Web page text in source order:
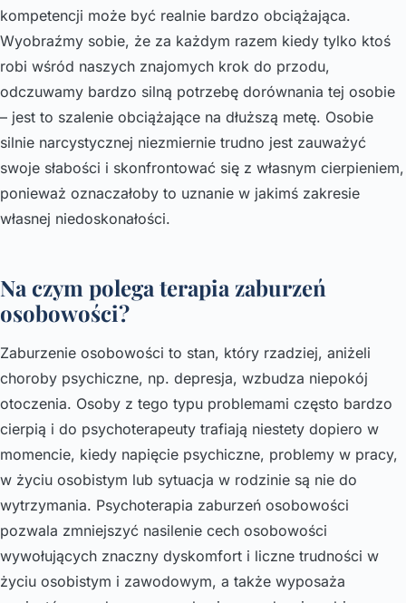
kompetencji może być realnie bardzo obciążająca.
Wyobraźmy sobie, że za każdym razem kiedy tylko ktoś
robi wśród naszych znajomych krok do przodu,
odczuwamy bardzo silną potrzebę dorównania tej osobie
– jest to szalenie obciążające na dłuższą metę. Osobie
silnie narcystycznej niezmiernie trudno jest zauważyć
swoje słabości i skonfrontować się z własnym cierpieniem,
ponieważ oznaczałoby to uznanie w jakimś zakresie
własnej niedoskonałości.
Na czym polega terapia zaburzeń
osobowości?
Zaburzenie osobowości to stan, który rzadziej, aniżeli
choroby psychiczne, np. depresja, wzbudza niepokój
otoczenia. Osoby z tego typu problemami często bardzo
cierpią i do psychoterapeuty trafiają niestety dopiero w
momencie, kiedy napięcie psychiczne, problemy w pracy,
w życiu osobistym lub sytuacja w rodzinie są nie do
wytrzymania. Psychoterapia zaburzeń osobowości
pozwala zmniejszyć nasilenie cech osobowości
wywołujących znaczny dyskomfort i liczne trudności w
życiu osobistym i zawodowym, a także wyposaża